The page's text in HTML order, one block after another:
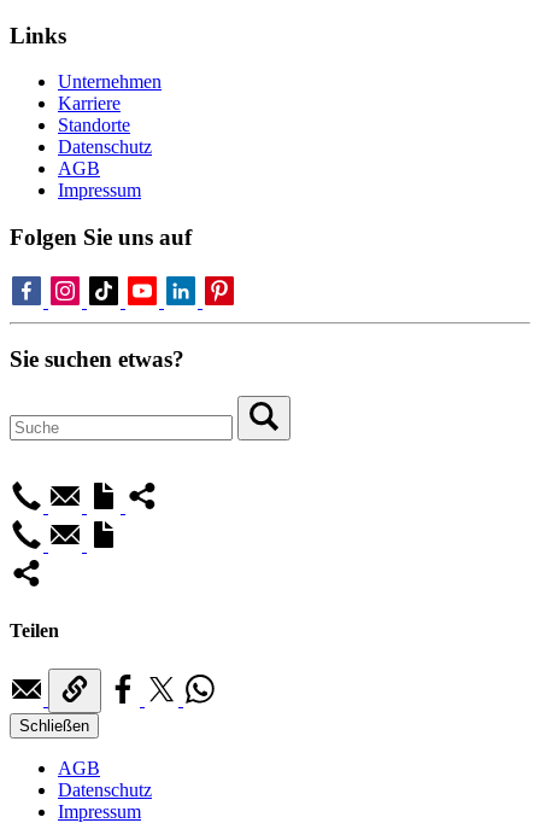
Links
Unternehmen
Karriere
Standorte
Datenschutz
AGB
Impressum
Folgen Sie uns auf
Sie suchen etwas?
Teilen
Schließen
AGB
Datenschutz
Impressum